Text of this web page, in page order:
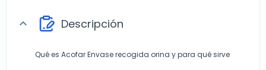
expand_more Descripción
Qué es Acofar Envase recogida orina y para qué sirve